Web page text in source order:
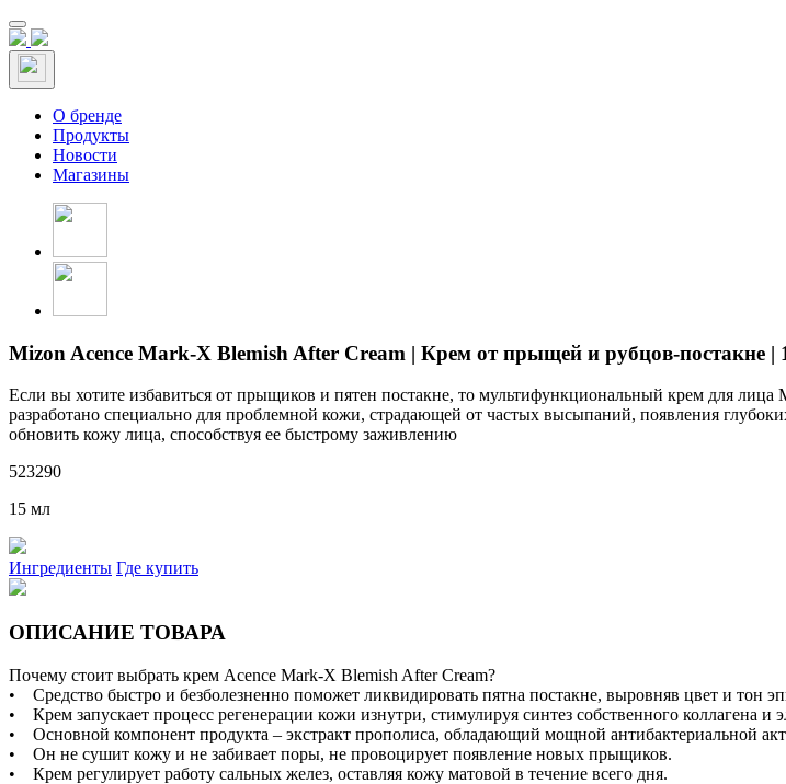
О бренде
Продукты
Новости
Магазины
Mizon Acence Mark-X Blemish After Cream | Крем от прыщей и рубцов-постакне |
Если вы хотите избавиться от прыщиков и пятен постакне, то мультифункциональный крем для лица
разработано специально для проблемной кожи, страдающей от частых высыпаний, появления
обновить кожу лица, способствуя ее быстрому заживлению
523290
15 мл
Ингредиенты Где купить
ОПИСАНИЕ ТОВАРА
Почему стоит выбрать крем Acence Mark-X Blemish After Cream?
• Средство быстро и безболезненно поможет ликвидировать пятна постакне, выровняв цвет и тон
• Крем запускает процесс регенерации кожи изнутри, стимулируя синтез собственного коллагена и
• Основной компонент продукта – экстракт прополиса, обладающий мощной антибактериальной
• Он не сушит кожу и не забивает поры, не провоцирует появление новых прыщиков.
• Крем регулирует работу сальных желез, оставляя кожу матовой в течение всего дня.